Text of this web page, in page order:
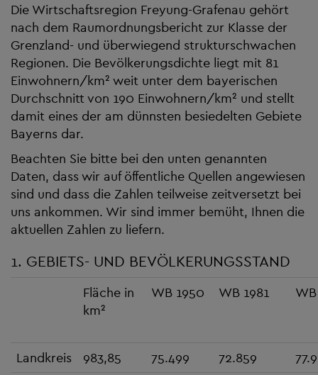
Die Wirtschaftsregion Freyung-Grafenau gehört
nach dem Raumordnungsbericht zur Klasse der
Grenzland- und überwiegend strukturschwachen
Regionen. Die Bevölkerungsdichte liegt mit 81
Einwohnern/km² weit unter dem bayerischen
Durchschnitt von 190 Einwohnern/km² und stellt
damit eines der am dünnsten besiedelten Gebiete
Bayerns dar.
Beachten Sie bitte bei den unten genannten
Daten, dass wir auf öffentliche Quellen angewiesen
sind und dass die Zahlen teilweise zeitversetzt bei
uns ankommen. Wir sind immer bemüht, Ihnen die
aktuellen Zahlen zu liefern.
1. GEBIETS- UND BEVÖLKERUNGSSTAND
Fläche in
km²
WB 1950 WB 1981
Landkreis 983,85 75.499 72.859